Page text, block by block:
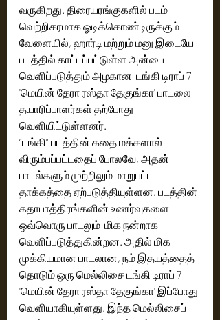
வருகிறது. திரையரங்குகளில் படம்
வெற்றிகரமாக ஓடிக்கொண்டிருக்கும்
வேளையில், ஹார்டி மற்றும் மனு இடையே
படத்தில் காட்டப்பட்டுள்ள அன்பை
வெளிப்படுத்தும் அழகான  டங்கி டிராப் 7
'மெயின் தேரா ரஸ்தா தேகுங்கா' பாடலை
தயாரிப்பாளர்கள் தற்போது
வெளியிட்டுள்ளனர்.
“டங்கி” படத்தின் கதை மக்களால்
விரும்பப்பட்டதைப் போலவே, அதன்
பாடல்களும் முற்றிலும் மாறுபட்ட
தாக்கத்தை ஏற்படுத்தியுள்ளன. படத்தின்
கதாபாத்திரங்களின் உணர்வுகளை
ஒவ்வொரு பாடலும்  மிக நன்றாக
வெளிப்படுத்துகின்றன. அதில் மிக
முக்கியமான பாடலான, நம் இதயத்தைத்
தொடும் ஒரு மெல்லிசை டங்கி டிராப் 7
'மெயின் தேரா ரஸ்தா தேகுங்கா' இப்போது
வெளியாகியுள்ளது. இந்த மெல்லிசைப்